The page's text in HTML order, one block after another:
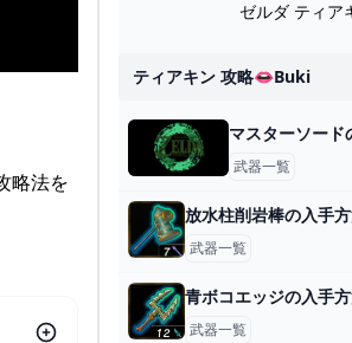
略法を
ゼルダ ティア
ティアキン 攻略👄buki
武器一覧
放水柱削岩棒の入手
武器一覧
青ボコエッジの入手
武器一覧